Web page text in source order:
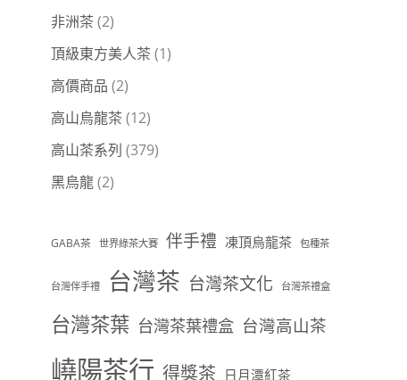
非洲茶 (2)
頂級東方美人茶 (1)
高價商品 (2)
高山烏龍茶 (12)
高山茶系列 (379)
黑烏龍(2)
GABA茶 世界綠茶大賽 伴手禮 凍頂烏龍茶 包種茶
台灣伴手禮 台灣茶 台灣茶文化 台灣茶禮盒
台灣茶葉 台灣茶葉禮盒 台灣高山茶
嶢陽茶行 得獎茶 日月潭紅茶